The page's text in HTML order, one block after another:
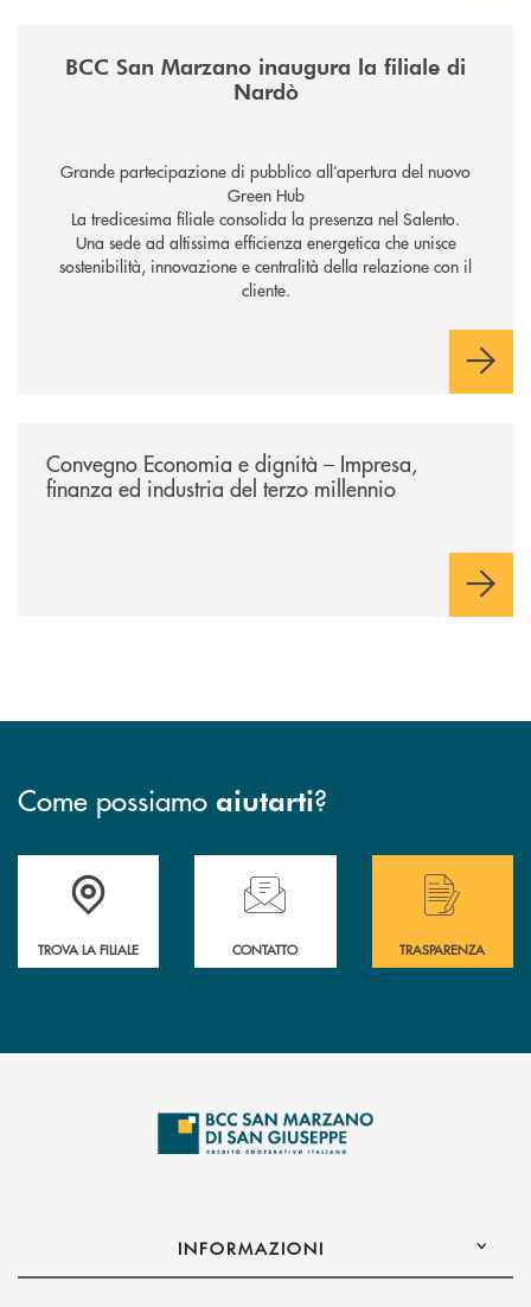
BCC San Marzano inaugura la filiale di
Nardò
Grande partecipazione di pubblico all’apertura del nuovo
Green Hub
La tredicesima filiale consolida la presenza nel Salento.
Una sede ad altissima efficienza energetica che unisce
sostenibilità, innovazione e centralità della relazione con il
cliente.
Convegno Economia e dignità – Impresa,
finanza ed industria del terzo millennio
Come possiamo aiutarti?
Accedi all' elenco completo delle filiali di Bcc San Marzano.
TROVA LA FILIALE
Hai bisogno di assistenza immediata?
CONTATTO
Hai bisogno di
TRASPARENZA
INFORMAZIONI